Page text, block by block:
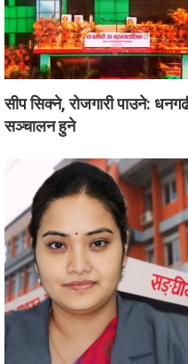
सीप सिक्ने, रोजगारी पाउने:
सञ्चालन हुने